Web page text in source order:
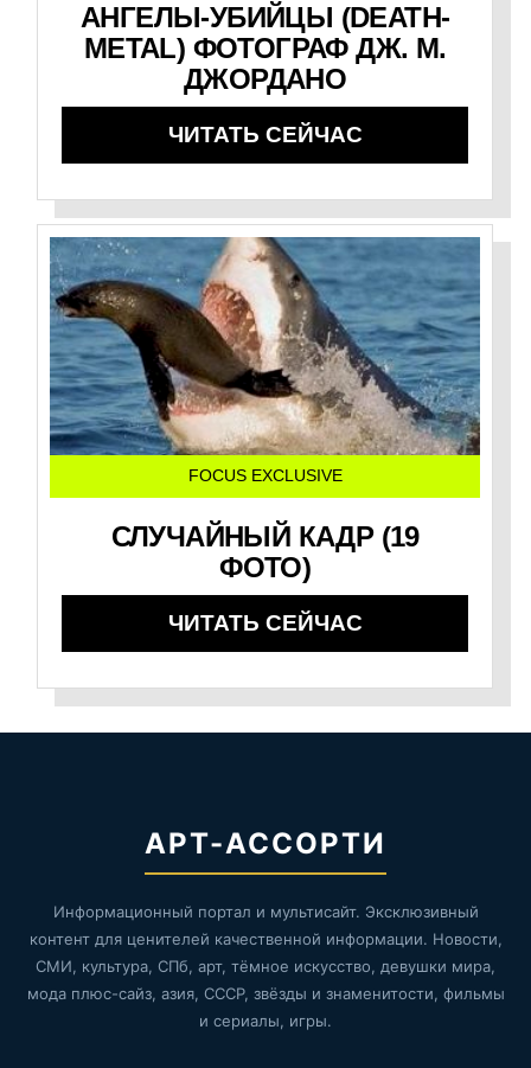
АНГЕЛЫ-УБИЙЦЫ (DEATH-
METAL) ФОТОГРАФ ДЖ. М.
ДЖОРДАНО
ЧИТАТЬ СЕЙЧАС
FOCUS EXCLUSIVE
СЛУЧАЙНЫЙ КАДР (19
ФОТО)
ЧИТАТЬ СЕЙЧАС
АРТ-АССОРТИ
Информационный портал и мультисайт. Эксклюзивный
контент для ценителей качественной информации. Новости,
СМИ, культура, СПб, арт, тёмное искусство, девушки мира,
мода плюс-сайз, азия, СССР, звёзды и знаменитости, фильмы
и сериалы, игры.